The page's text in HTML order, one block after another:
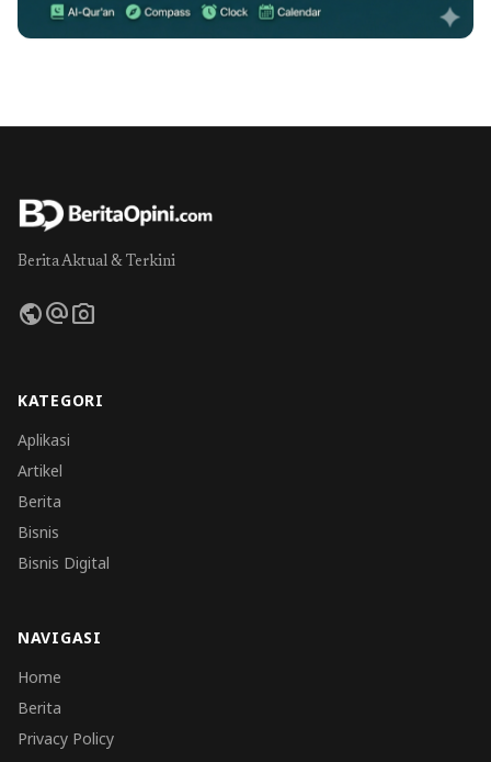
Berita Aktual & Terkini
publicalternate_emailphoto_camera
KATEGORI
Aplikasi
Artikel
Berita
Bisnis
Bisnis Digital
NAVIGASI
Home
Berita
Privacy Policy